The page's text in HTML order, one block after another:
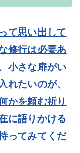
て思い出して
修行は必要あ
小さな扉がい
れたいのが、
かを頼む祈り
に語りかける
ってみてくだ